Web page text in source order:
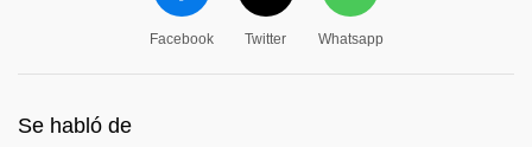
Facebook Twitter Whatsapp
Se habló de